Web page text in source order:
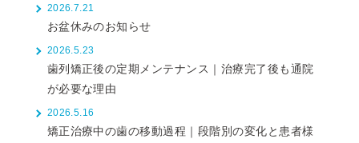
2026.7.21
お盆休みのお知らせ
2026.5.23
歯列矯正後の定期メンテナンス｜治療完了後も通院
が必要な理由
2026.5.16
矯正治療中の歯の移動過程｜段階別の変化と患者様